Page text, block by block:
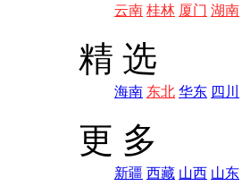
云南 桂林 厦门 湖南
精 选
海南 东北 华东 四川
更 多
新疆 西藏 山西 山东